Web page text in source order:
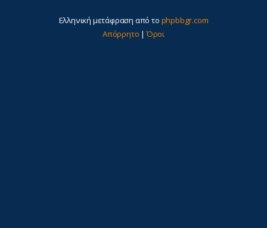
Ελληνική μετάφραση από το phpbbgr.com
Απόρρητο |Όροι